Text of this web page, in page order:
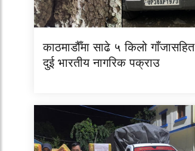
काठमाडौँमा साढे ५ किलो गाँजासहित
दुई भारतीय नागरिक पक्राउ